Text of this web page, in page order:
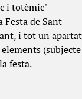
i totèmic"
Festa de Sant
i tot un apartat
(subjecte
festa.